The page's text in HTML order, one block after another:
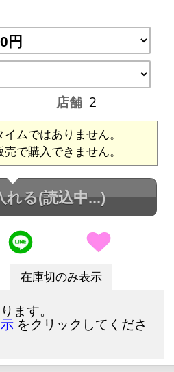
店舗 2
ムではありません。
で購入できません。
れる(読込中...)
在庫切のみ表示
ます。
をクリックしてくださ